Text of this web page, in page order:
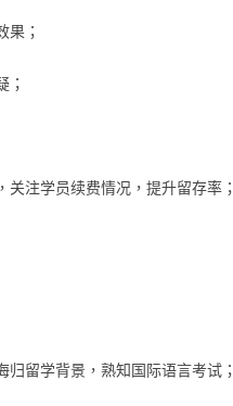
果；
；
注学员续费情况，提升留存率；
留学背景，熟知国际语言考试；